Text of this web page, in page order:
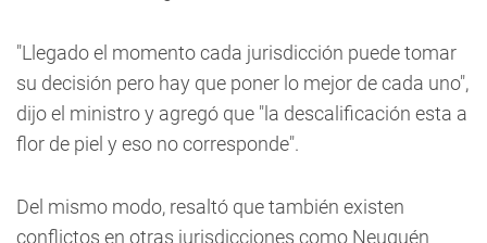
"Llegado el momento cada jurisdicción puede tomar
su decisión pero hay que poner lo mejor de cada uno",
dijo el ministro y agregó que "la descalificación esta a
flor de piel y eso no corresponde".
Del mismo modo, resaltó que también existen
conflictos en otras jurisdicciones como Neuquén